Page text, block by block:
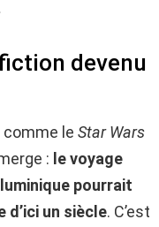
devenu
comme le Star Wars
: le voyage
pourrait
un siècle. C’est